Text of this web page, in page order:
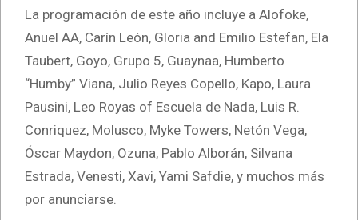
La programación de este año incluye a Alofoke,
Anuel AA, Carín León, Gloria and Emilio Estefan, Ela
Taubert, Goyo, Grupo 5, Guaynaa, Humberto
“Humby” Viana, Julio Reyes Copello, Kapo, Laura
Pausini, Leo Royas of Escuela de Nada, Luis R.
Conriquez, Molusco, Myke Towers, Netón Vega,
Óscar Maydon, Ozuna, Pablo Alborán, Silvana
Estrada, Venesti, Xavi, Yami Safdie, y muchos más
por anunciarse.